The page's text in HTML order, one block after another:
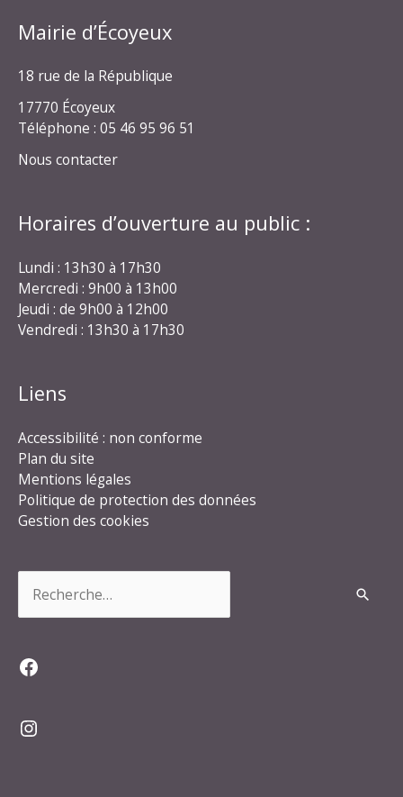
Mairie d’Écoyeux
18 rue de la République
17770 Écoyeux
Téléphone : 05 46 95 96 51
Nous contacter
Horaires d’ouverture au public :
Lundi : 13h30 à 17h30
Mercredi : 9h00 à 13h00
Jeudi : de 9h00 à 12h00
Vendredi : 13h30 à 17h30
Liens
Accessibilité : non conforme
Plan du site
Mentions légales
Politique de protection des données
Gestion des cookies
Facebook
Instagram